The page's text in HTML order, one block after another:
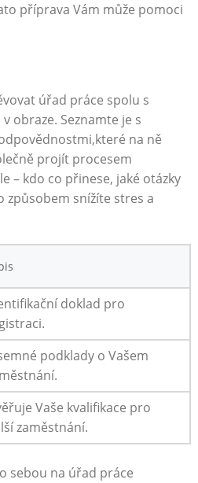
příprava Vám může pomoci‍
úřad práce spolu⁢ s
obraze. ⁢Seznamte je ⁣s
na ně
projít procesem
– kdo co přinese, jaké otázky
způsobem snížíte stres a
doklad pro
podklady ‍o Vašem
Vaše kvalifikace pro
zaměstnání.
sebou na úřad práce